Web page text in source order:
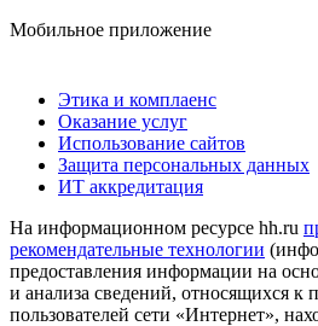
Мобильное приложение
Этика и комплаенс
Оказание услуг
Использование сайтов
Защита персональных данных
ИТ аккредитация
На информационном ресурсе hh.ru
рекомендательные технологии
предоставления информации на
и анализа сведений, относящихся к
пользователей сети «Интернет»,